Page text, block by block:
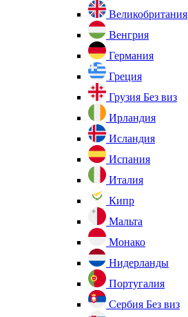
Великобритания
Венгрия
Германия
Греция
Грузия Без виз
Ирландия
Исландия
Испания
Италия
Кипр
Мальта
Монако
Нидерланды
Португалия
Сербия Без виз